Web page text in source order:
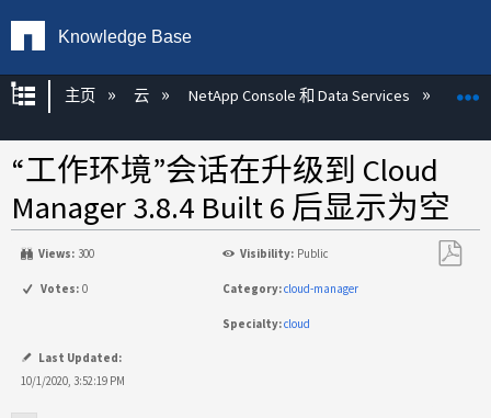
Knowledge Base
扩展/隐缩全局层次
主页 云 NetApp Console 和 Data Services
“工作环境”会话在升级到 Cloud
Manager 3.8.4 Built 6 后显示为空
Views: 300 Visibility: Public
Votes: 0 Category:cloud-manager
Specialty:cloud
Last Updated:
10/1/2020, 3:52:19 PM